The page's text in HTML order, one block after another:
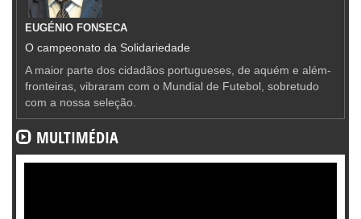
EUGÉNIO FONSECA
O campeonato da Solidariedade
A maior parte dos cidadãos portugueses, de aquém e além-
fronteiras, vibraram com o Mundial de Futebol, sobretudo
com a nossa seleção.
MULTIMÉDIA